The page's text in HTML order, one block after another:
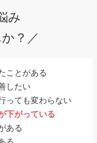
み
？／
ことがある
したい
っても変わらない
下がっている
ある